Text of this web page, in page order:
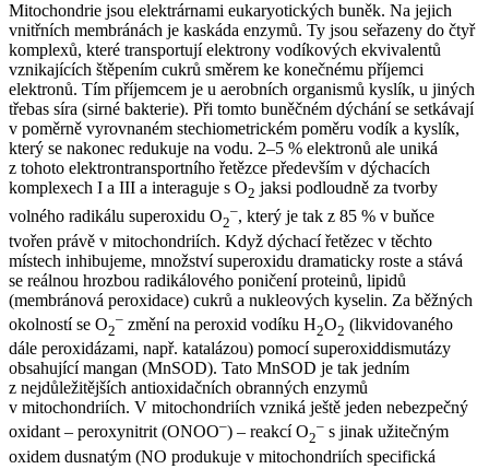
Mitochondrie jsou elektrárnami eukaryotických buněk. Na jejich
vnitřních membránách je kaskáda enzymů. Ty jsou seřazeny do čtyř
komplexů, které transportují elektrony vodíkových ekvivalentů
vznikajících štěpením cukrů směrem ke konečnému příjemci
elektronů. Tím příjemcem je u aerobních organismů kyslík, u jiných
třebas síra (sirné bakterie). Při tomto buněčném dýchání se setkávají
v poměrně vyrovnaném stechiometrickém poměru vodík a kyslík,
který se nakonec redukuje na vodu. 2–5 % elektronů ale uniká
z tohoto elektrontransportního řetězce především v dýchacích
komplexech I a III a interaguje s O2 jaksi podloudně za tvorby
volného radikálu superoxidu O2
–, který je tak z 85 % v buňce
tvořen právě v mitochondriích. Když dýchací řetězec v těchto
místech inhibujeme, množství superoxidu dramaticky roste a stává
se reálnou hrozbou radikálového poničení proteinů, lipidů
(membránová peroxidace) cukrů a nukleových kyselin. Za běžných
okolností se O2
– změní na peroxid vodíku H2O2 (likvidovaného
dále peroxidázami, např. katalázou) pomocí superoxiddismutázy
obsahující mangan (MnSOD). Tato MnSOD je tak jedním
z nejdůležitějších antioxidačních obranných enzymů
v mitochondriích. V mitochondriích vzniká ještě jeden nebezpečný
oxidant – peroxynitrit (ONOO–) – reakcí O2
– s jinak užitečným
oxidem dusnatým (NO produkuje v mitochondriích specifická